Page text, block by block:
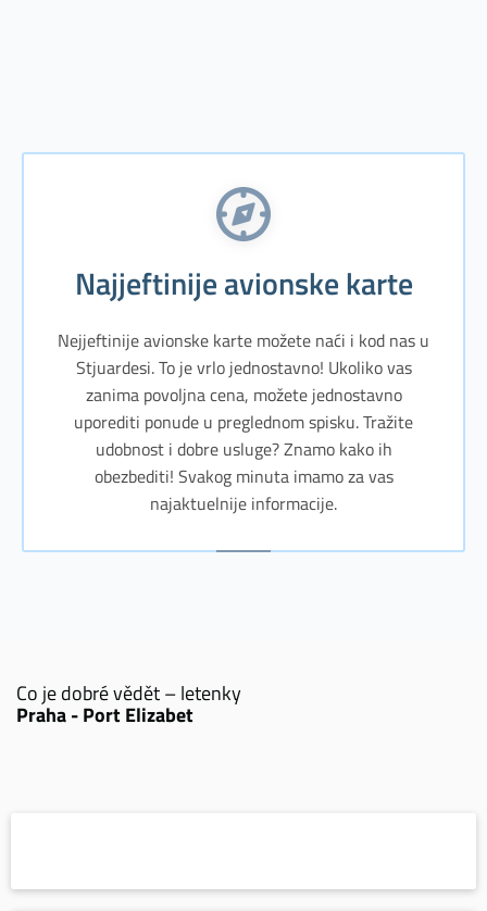
Najjeftinije avionske karte
Nejjeftinije avionske karte možete naći i kod nas u
Stjuardesi. To je vrlo jednostavno! Ukoliko vas
zanima povoljna cena, možete jednostavno
uporediti ponude u preglednom spisku. Tražite
udobnost i dobre usluge? Znamo kako ih
obezbediti! Svakog minuta imamo za vas
najaktuelnije informacije.
Co je dobré vědět – letenky
Praha - Port Elizabet